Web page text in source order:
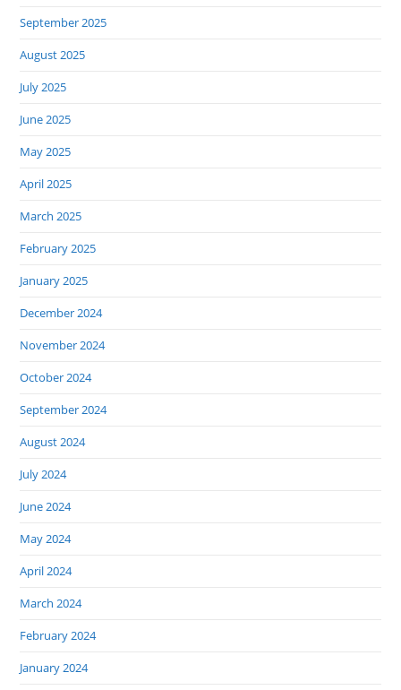
September 2025
August 2025
July 2025
June 2025
May 2025
April 2025
March 2025
February 2025
January 2025
December 2024
November 2024
October 2024
September 2024
August 2024
July 2024
June 2024
May 2024
April 2024
March 2024
February 2024
January 2024